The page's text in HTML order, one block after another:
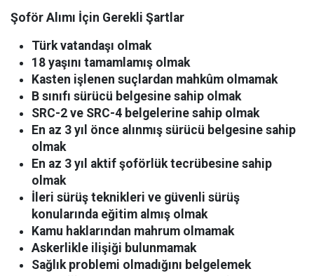
Şoför Alımı İçin Gerekli Şartlar
Türk vatandaşı olmak
18 yaşını tamamlamış olmak
Kasten işlenen suçlardan mahkûm olmamak
B sınıfı sürücü belgesine sahip olmak
SRC-2 ve SRC-4 belgelerine sahip olmak
En az 3 yıl önce alınmış sürücü belgesine sahip
olmak
En az 3 yıl aktif şoförlük tecrübesine sahip
olmak
İleri sürüş teknikleri ve güvenli sürüş
konularında eğitim almış olmak
Kamu haklarından mahrum olmamak
Askerlikle ilişiği bulunmamak
Sağlık problemi olmadığını belgelemek